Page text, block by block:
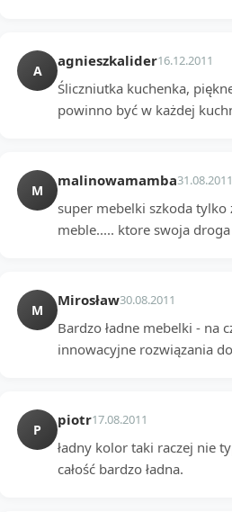
A
agnieszkalider16.12.2011
Śliczniutka kuchenka,
powinno być w każdej
M
malinowamamba31.08.2011
super mebelki szkoda tylko
meble..... ktore swoja
M
Mirosław30.08.2011
Bardzo ładne mebelki - na
innowacyjne rozwiązania
P
piotr17.08.2011
ładny kolor taki raczej nie
całość bardzo ładna.